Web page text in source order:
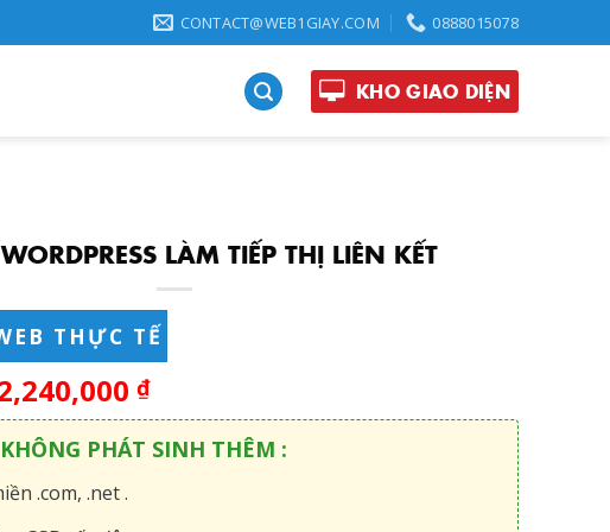
CONTACT@WEB1GIAY.COM 0888015078
KHO GIAO DIỆN
LÀM TIẾP THỊ LIÊN KẾT
THỰC TẾ
₫
PHÁT SINH THÊM :
.com, .net .